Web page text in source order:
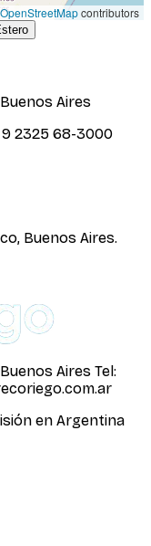
OpenStreetMapcontributors
Aires
9 2325 68-3000
Buenos Aires.
Aires Tel:
en Argentina